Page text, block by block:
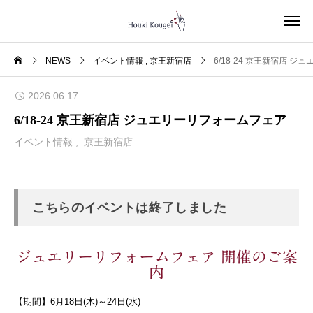
NEWS イベント情報 京王新宿店 6/18-24 京王新宿店 ジュ
2026.06.17
6/18-24 京王新宿店 ジュエリーリフォームフェア
イベント情報 京王新宿店
こちらのイベントは終了しました
ジュエリーリフォームフェア 開催のご案
内
【期間】6月18日(木)～24日(水)